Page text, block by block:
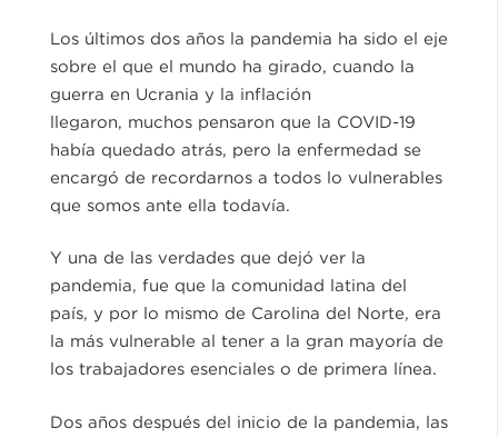
Los últimos dos años la pandemia ha sido el eje
sobre el que el mundo ha girado, cuando la
guerra en Ucrania y la inflación
llegaron, muchos pensaron que la COVID-19
había quedado atrás, pero la enfermedad se
encargó de recordarnos a todos lo vulnerables
que somos ante ella todavía.
Y una de las verdades que dejó ver la
pandemia, fue que la comunidad latina del
país, y por lo mismo de Carolina del Norte, era
la más vulnerable al tener a la gran mayoría de
los trabajadores esenciales o de primera línea.
Dos años después del inicio de la pandemia, las